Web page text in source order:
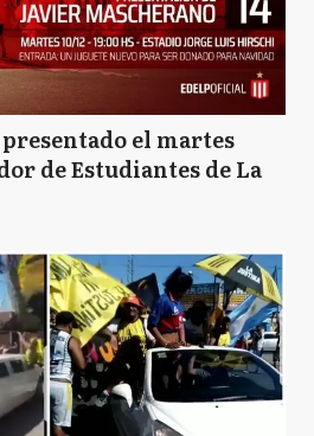
el martes
de Estudiantes de La